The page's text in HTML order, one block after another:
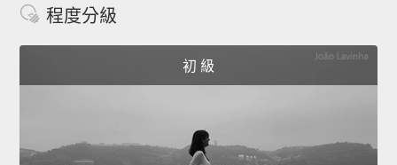
程度分級
初 級